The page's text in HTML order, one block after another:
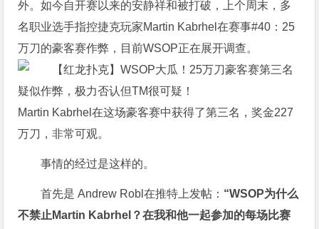
外。如今自开赛以来的安静祥和被打破，上个周末，多
名职业选手指控捷克玩家Martin Kabrhel在赛事#40：25
万刀的豪客赛作弊，目前WSOP正在展开调查。
Martin Kabrhel在这场豪客赛中获得了第三名，奖金227
万刀，非常可观。
事情的经过是这样的。
首先是 Andrew Robl在推特上发帖： “WSOP为什么
不禁止Martin Kabrhel？在我和他一起参加的每场比赛